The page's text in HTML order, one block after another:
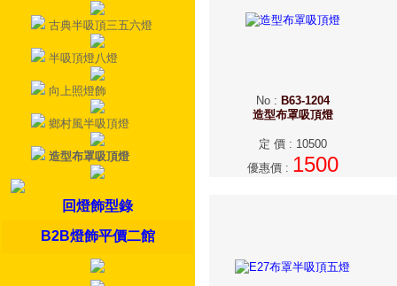
古典半吸頂三五六燈
半吸頂燈八燈
向上照燈飾
鄉村風半吸頂燈
造型布罩吸頂燈
回燈飾型錄
B2B燈飾平價二館
No: B63-1204
造型布罩吸頂燈
定 價: 10500
優惠價: 1500